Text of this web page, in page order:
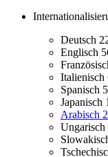
Deutsch
Englisch
Italienisch
Spanisch 5
Japanisch 1
Arabisch 2
Ungarisch